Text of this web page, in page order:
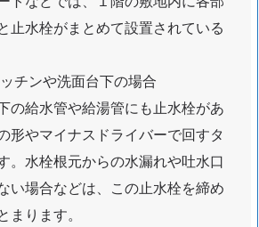
止水栓がまとめて設置されている
チンや洗面台下の場合
の給水管や給湯管にも止水栓があ
形やマイナスドライバーで回すタ
。水栓根元からの水漏れや吐水口
い場合などは、この止水栓を締め
まります。